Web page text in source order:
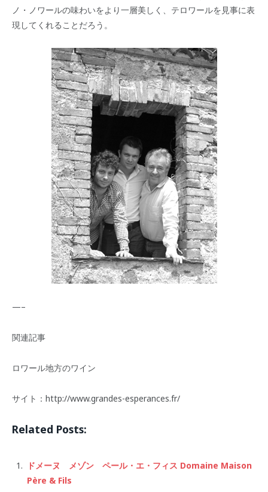
ノ・ノワールの味わいをより一層美しく、テロワールを見事に表
現してくれることだろう。
—–
関連記事
ロワール地方のワイン
サイト：http://www.grandes-esperances.fr/
Related Posts:
ドメーヌ メゾン ペール・エ・フィス Domaine Maison
Père & Fils